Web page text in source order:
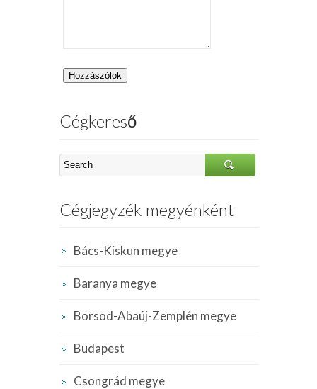
Cégkereső
Cégjegyzék megyénként
Bács-Kiskun megye
Baranya megye
Borsod-Abaúj-Zemplén megye
Budapest
Csongrád megye